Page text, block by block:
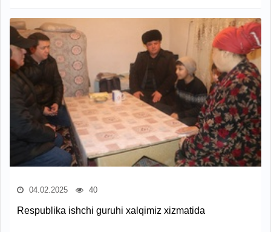
04.02.2025 40
Respublika ishchi guruhi xalqimiz xizmatida